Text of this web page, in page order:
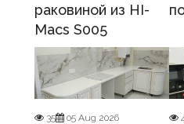
раковиной из HI-
Macs S005
35 05 Aug 2026